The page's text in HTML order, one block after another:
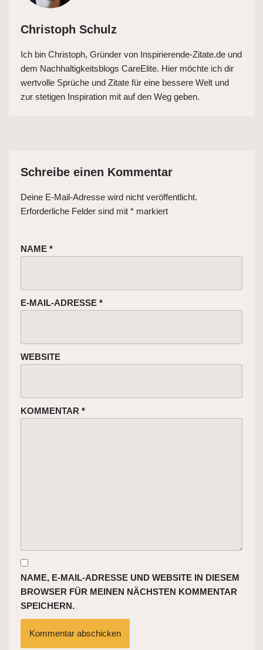
Christoph Schulz
Ich bin Christoph, Gründer von Inspirierende-Zitate.de und
dem Nachhaltigkeitsblogs CareElite. Hier möchte ich dir
wertvolle Sprüche und Zitate für eine bessere Welt und
zur stetigen Inspiration mit auf den Weg geben.
Schreibe einen Kommentar
Deine E-Mail-Adresse wird nicht veröffentlicht.
Erforderliche Felder sind mit * markiert
NAME *
E-MAIL-ADRESSE *
WEBSITE
KOMMENTAR *
NAME, E-MAIL-ADRESSE UND WEBSITE IN DIESEM
BROWSER FÜR MEINEN NÄCHSTEN KOMMENTAR
SPEICHERN.